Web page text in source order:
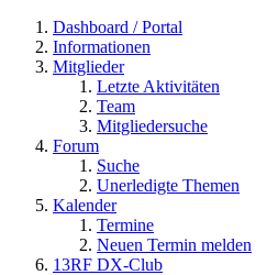
Dashboard / Portal
Informationen
Mitglieder
Letzte Aktivitäten
Team
Mitgliedersuche
Forum
Suche
Unerledigte Themen
Kalender
Termine
Neuen Termin melden
13RF DX-Club